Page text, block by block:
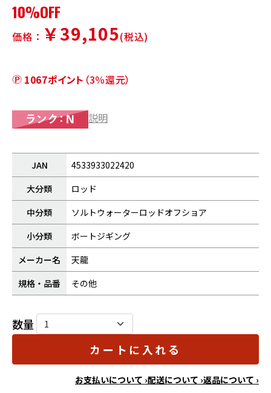
10%OFF
価格： ￥39,105(税込)
1067ポイント （3％還元）
説明
JAN
4533933022420
大分類
ロッド
中分類
ソルトウォーターロッドオフショア
小分類
ボートジギング
メーカー名
天龍
規格・品番
その他
数量
カートに入れる
お支払いについて ›配送について ›返品について ›